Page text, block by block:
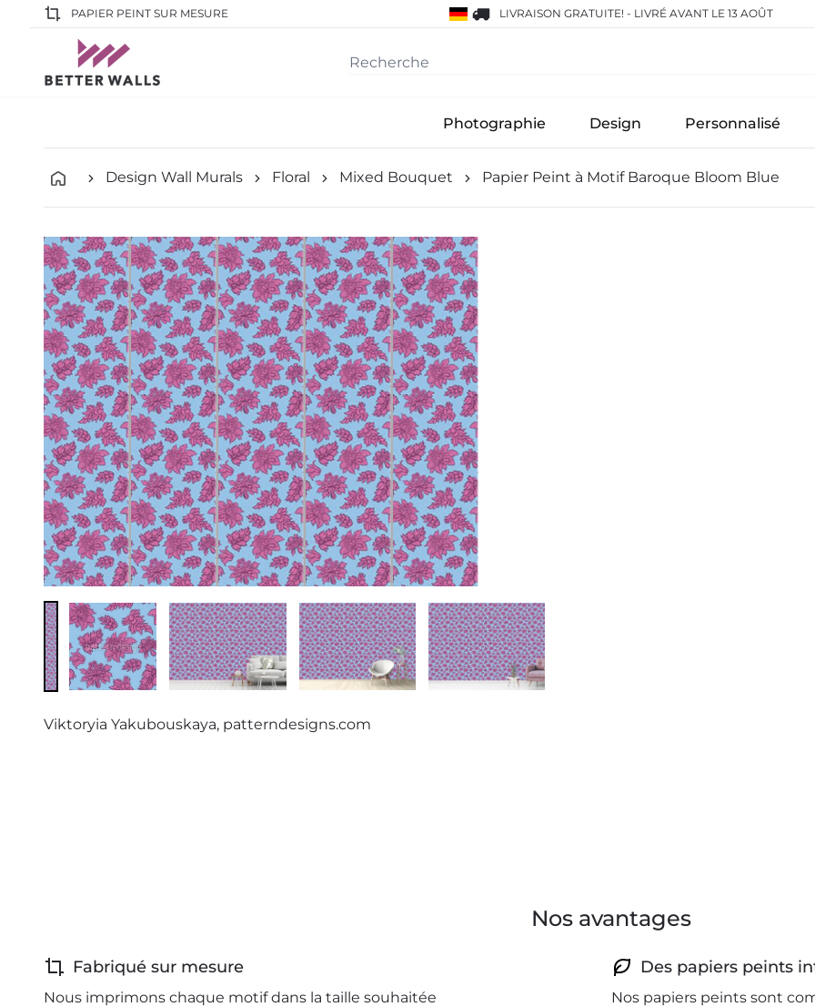
PAPIER PEINT SUR MESURE LIVRAISON GRATUITE! - LIVRÉ AVANT LE 13 AOÛT
Photographie Design Personnalisé
Design Wall Murals Floral Mixed Bouquet Papier Peint à Motif Baroque Bloom Blue
Viktoryia Yakubouskaya, patterndesigns.com
Nos avantages
Fabriqué sur mesure
Nous imprimons chaque motif dans la taille souhaitée
Des papiers peints
Nos papiers peints sont